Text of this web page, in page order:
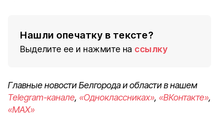
Нашли опечатку в тексте?
Выделите ее и нажмите на ссылку
Главные новости Белгорода и области в нашем
Telegram-канале, «Одноклассниках», «ВКонтакте»,
«MAX»